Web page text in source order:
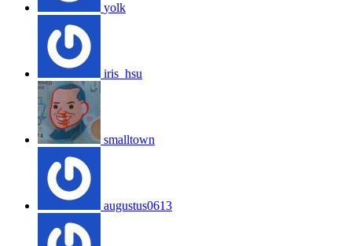
yolk
iris_hsu
smalltown
augustus0613